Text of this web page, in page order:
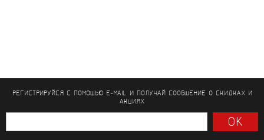
РЕГИСТРИРУЙСЯ С ПОМОЩЬЮ E-MAIL И ПОЛУЧАЙ СООБЩЕНИЕО СКИДКАХ И
АКЦИЯХ